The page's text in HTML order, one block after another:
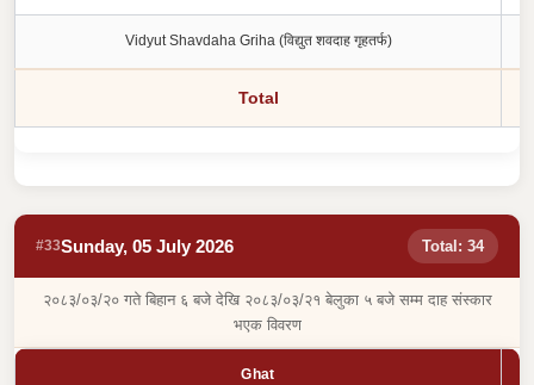
Vidyut Shavdaha Griha (विद्युत शवदाह गृहतर्फ)
Total
#33Sunday, 05 July 2026 Total: 34
२०८३/०३/२० गते बिहान ६ बजे देखि २०८३/०३/२१ बेलुका ५ बजे सम्म दाह संस्कार
भएक विवरण
Ghat